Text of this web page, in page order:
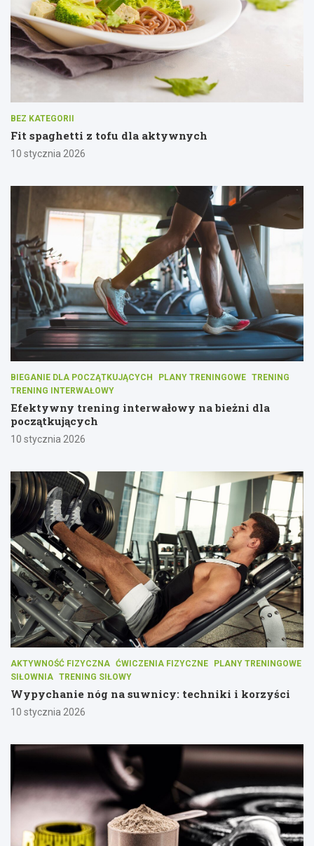
BEZ KATEGORII
Fit spaghetti z tofu dla aktywnych
10 stycznia 2026
BIEGANIE DLA POCZĄTKUJĄCYCH PLANY TRENINGOWE TRENING
TRENING INTERWAŁOWY
Efektywny trening interwałowy na bieżni dla
początkujących
10 stycznia 2026
AKTYWNOŚĆ FIZYCZNA ĆWICZENIA FIZYCZNE
PLANY TRENINGOWE
SIŁOWNIA TRENING SIŁOWY
Wypychanie nóg na suwnicy: techniki i korzyści
10 stycznia 2026